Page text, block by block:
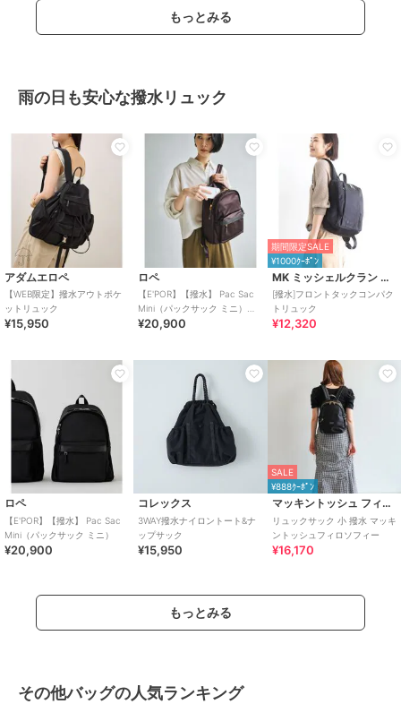
もっとみる
雨の日も安心な撥水リュック
アダムエロペ
【WEB限定】撥水アウトポケ
ットリュック
¥15,950
ロペ
【E'POR】【撥水】 Pac Sac
Mini（パックサック ミニ）
【26AW/新型】/一部WEB
¥20,900
期間限定SALE
¥1000ｸｰﾎﾟﾝ
MK ミッシェルクラン バッグ
[撥水]フロントタックコンパク
トリュック
¥12,320
ロペ
【E'POR】【撥水】 Pac Sac
Mini（パックサック ミニ）
¥20,900
コレックス
3WAY撥水ナイロントート&ナ
ップサック
¥15,950
SALE
¥888ｸｰﾎﾟﾝ
マッキントッシュ フィロソフィー
リュックサック 小 撥水 マッキ
ントッシュフィロソフィー
¥16,170
もっとみる
その他バッグの人気ランキング